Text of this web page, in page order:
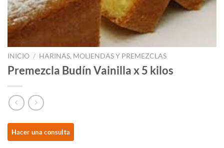
INICIO / HARINAS, MOLIENDAS Y PREMEZCLAS
Premezcla Budín Vainilla x 5 kilos